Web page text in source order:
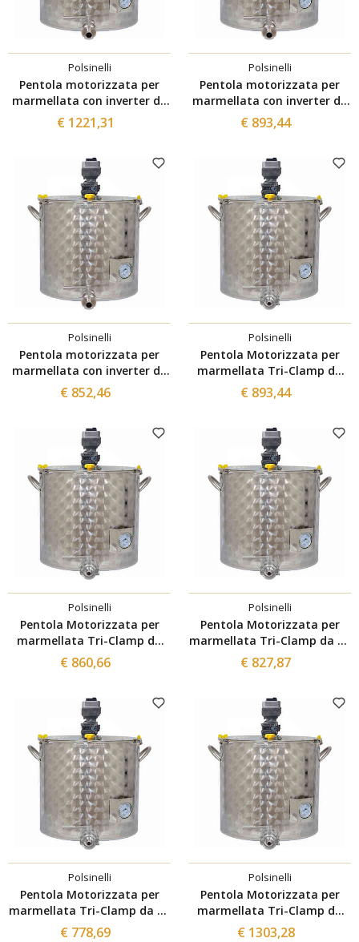
Polsinelli
Pentola motorizzata per
marmellata con inverter da
300 L
€ 1221,31
Polsinelli
Pentola motorizzata per
marmellata con inverter da
200 L
€ 893,44
Polsinelli
Pentola motorizzata per
marmellata con inverter da
150 L
€ 852,46
Polsinelli
Pentola Motorizzata per
marmellata Tri-Clamp da
150 L con inverter
€ 893,44
Polsinelli
Pentola Motorizzata per
marmellata Tri-Clamp da
100 L con inverter
€ 860,66
Polsinelli
Pentola Motorizzata per
marmellata Tri-Clamp da 75
L con inverter
€ 827,87
Polsinelli
Pentola Motorizzata per
marmellata Tri-Clamp da 50
L con inverter
€ 778,69
Polsinelli
Pentola Motorizzata per
marmellata Tri-Clamp da
300 L con inverter
€ 1303,28